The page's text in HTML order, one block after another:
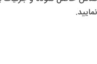
نمایید.